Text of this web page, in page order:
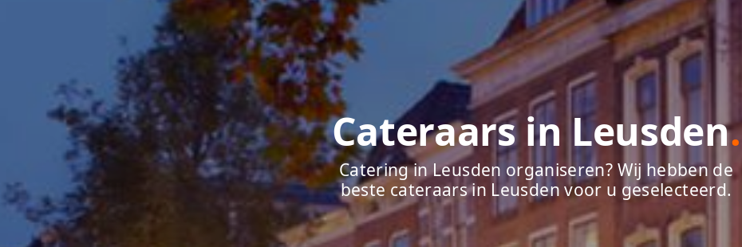
Cateraars in Leusden.
Catering in Leusden organiseren? Wij hebben de
beste cateraars in Leusden voor u geselecteerd.